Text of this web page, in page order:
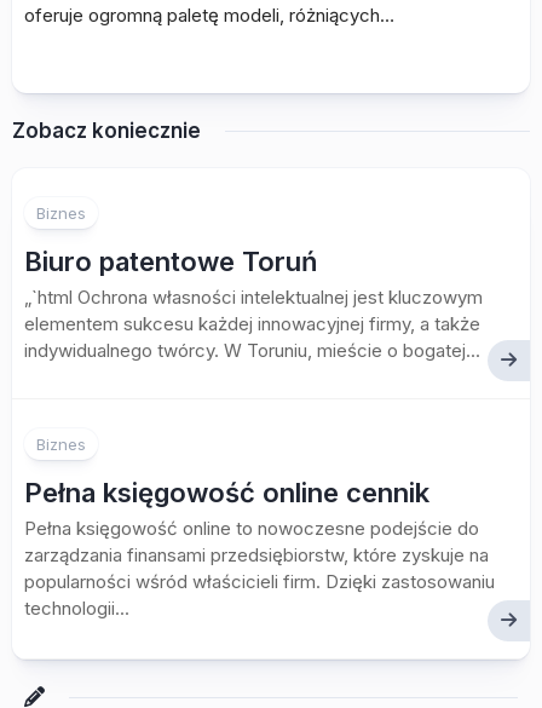
oferuje ogromną paletę modeli, różniących…
Zobacz koniecznie
Biznes
Biuro patentowe Toruń
„`html Ochrona własności intelektualnej jest kluczowym
elementem sukcesu każdej innowacyjnej firmy, a także
indywidualnego twórcy. W Toruniu, mieście o bogatej...
Biznes
Pełna księgowość online cennik
Pełna księgowość online to nowoczesne podejście do
zarządzania finansami przedsiębiorstw, które zyskuje na
popularności wśród właścicieli firm. Dzięki zastosowaniu
technologii...